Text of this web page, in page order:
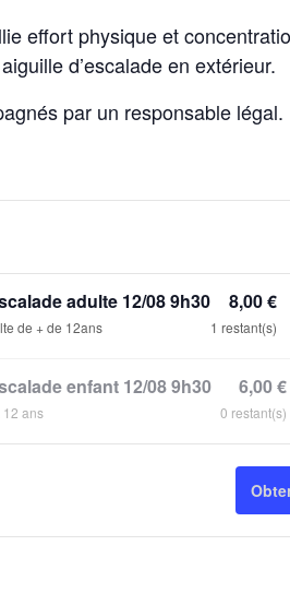
effort physique et
d’escalade en extérieur.
par un responsable légal.
adulte 12/08 9h30
de + de 12ans
8,00€
1 restant(s)
enfant 12/08 9h30
12 ans
6,00€
0 restant(s)